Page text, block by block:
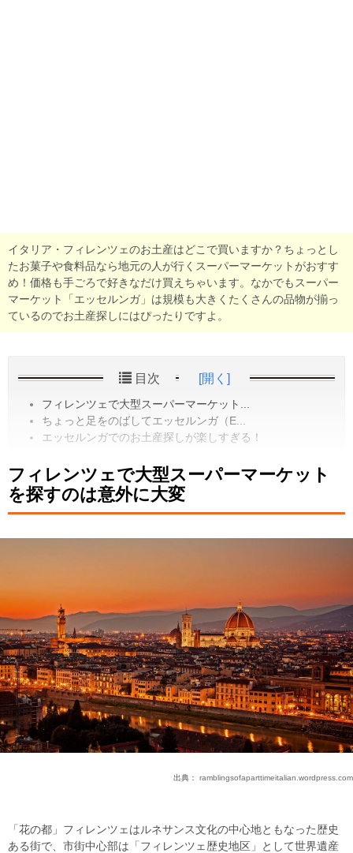
イタリア・フィレンツェのお土産はどこで買いますか？ちょっとし
たお菓子や食料品なら地元の人が行くスーパーマーケットがおすす
め！価格も手ごろで好きなだけ買えちゃいます。なかでもスーパー
マーケット「エッセルンガ」は規模も大きくたくさんの品物が揃っ
ているのでお土産探しにはぴったりですよ。
目次 [開く]
フィレンツェで大型スーパーマーケット...
ちょっと足をのばしてエッセルンガ（E...
エッセルンガでのお土産探しが楽しすぎる！
フィレンツェで大型スーパーマーケット
を探すのは意外に大変
出典： ramblingsofaparttimeitalian.wordpress.com
「花の都」フィレンツェはルネサンス文化の中心地ともなった歴史
ある街で、市街中心部は「フィレンツェ歴史地区」として世界遺産